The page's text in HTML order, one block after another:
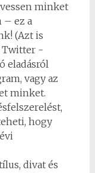
minket
– ez a
(Azt is
Twitter -
eladásról
vagy az
minket.
hogy
divat és